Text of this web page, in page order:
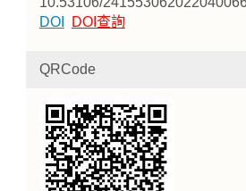
DOI
DOI查詢
QRCode